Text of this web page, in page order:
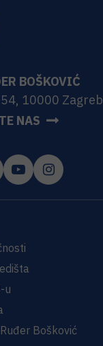
BOŠKOVIĆ
10000 Zagreb
NAS
u
Bošković